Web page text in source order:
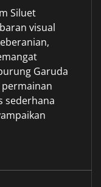
Siluet
visual
Garuda
sederhana